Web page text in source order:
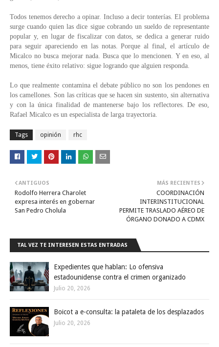
Todos tenemos derecho a opinar. Incluso a decir tonterías. El problema
surge cuando quien las dice sigue cobrando un sueldo de representante
popular y, en lugar de fiscalizar con datos, se dedica a generar ruido
para seguir apareciendo en las notas. Porque al final, el artículo de
Micalco no busca mejorar nada. Busca que lo mencionen. Y en eso, al
menos, tiene éxito relativo: sigue logrando que alguien responda.
Lo que realmente contamina el debate público no son los pendones en
los camellones. Son las críticas que se hacen sin sustento, sin alternativa
y con la única finalidad de mantenerse bajo los reflectores. De eso,
Rafael Micalco es un especialista de larga trayectoria.
Tags opinión rhc
MÁS RECIENTES
COORDINACIÓN
INTERINSTITUCIONAL
PERMITE TRASLADO AÉREO DE
ÓRGANO DONADO A CDMX
ANTIGUOS
Rodolfo Herrera Charolet
expresa interés en gobernar
San Pedro Cholula
TAL VEZ TE INTERESEN ESTAS ENTRADAS
Expedientes que hablan: Lo ofensiva
estadounidense contra el crimen organizado
Julio 20, 2026
Boicot a e-consulta: la pataleta de los desplazados
Julio 20, 2026